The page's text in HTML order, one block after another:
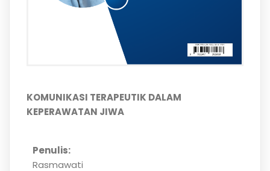
KOMUNIKASI TERAPEUTIK DALAM
KEPERAWATAN JIWA
Penulis:
Rasmawati